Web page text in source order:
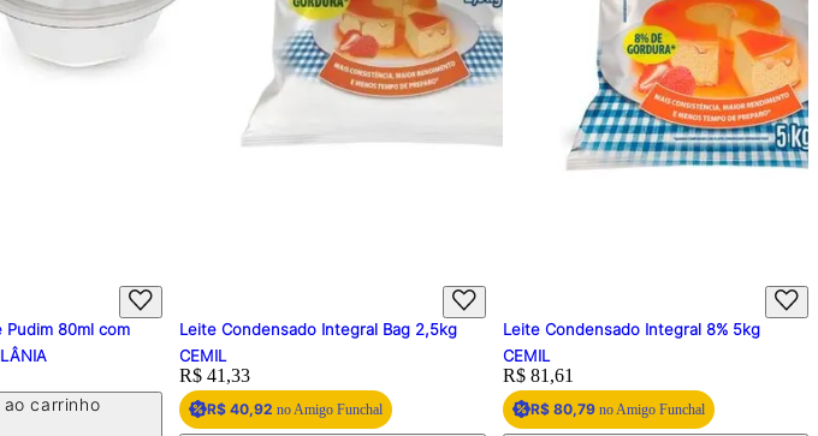
Pudim 80ml com
carrinho
Leite Condensado Integral Bag 2,5kg
CEMIL
Price:
R$ 41,33
R$ 40,92 no Amigo Funchal
Leite Condensado Integral 8% 5kg
CEMIL
Price:
R$ 81,61
R$ 80,79no Amigo Funchal